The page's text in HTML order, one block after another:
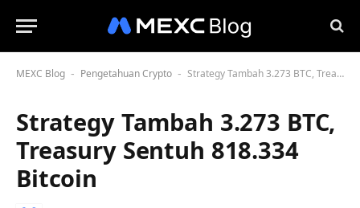
MEXC Blog - Pengetahuan Crypto - Strategy Tambah 3.273 BTC, Treasury Sentuh 818.334 Bitcoin
Strategy Tambah 3.273 BTC,
Treasury Sentuh 818.334
Bitcoin